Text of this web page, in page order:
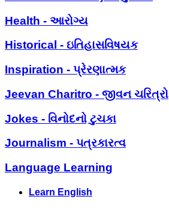
Health - આરોગ્ય
Historical - ઇતિહાસવિષયક
Inspiration - પ્રેરણાત્મક
Jeevan Charitro - જીવન ચરિત્રો
Jokes - વિનોદનો ટુચકા
Journalism - પત્રકારત્વ
Language Learning
Learn English